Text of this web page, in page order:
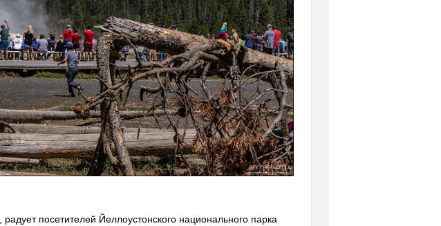
радует посетителей Йеллоустонского национального парка